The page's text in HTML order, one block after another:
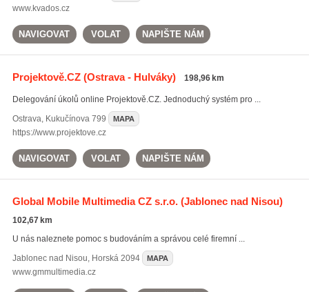
www.kvados.cz
NAVIGOVAT VOLAT NAPIŠTE NÁM
Projektově.CZ(Ostrava - Hulváky) 198,96 km
Delegování úkolů online Projektově.CZ. Jednoduchý systém pro ...
Ostrava, Kukučínova 799 MAPA
https://www.projektove.cz
NAVIGOVAT VOLAT NAPIŠTE NÁM
Global Mobile Multimedia CZ s.r.o.(Jablonec nad Nisou)
102,67 km
U nás naleznete pomoc s budováním a správou celé firemní ...
Jablonec nad Nisou, Horská 2094 MAPA
www.gmmultimedia.cz